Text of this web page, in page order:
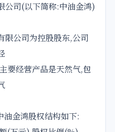
公司(以下简称:中油金鸿)
公司为控股股东,公司
要经营产品是天然气,包
金鸿股权结构如下: